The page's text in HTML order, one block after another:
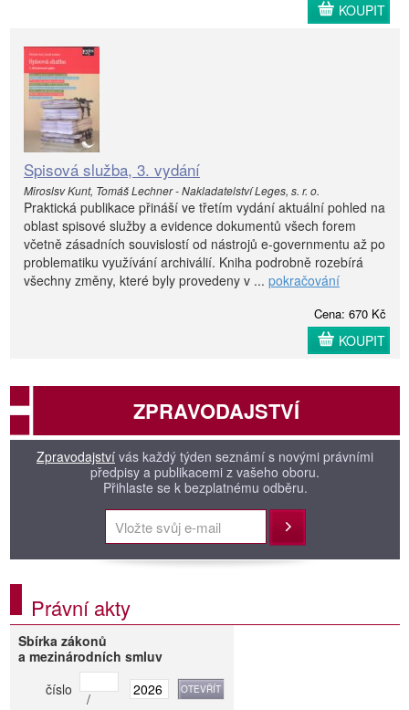
KOUPIT
Spisová služba, 3. vydání
Miroslsv Kunt, Tomáš Lechner - Nakladatelství Leges, s. r. o.
Praktická publikace přináší ve třetím vydání aktuální pohled na
oblast spisové služby a evidence dokumentů všech forem
včetně zásadních souvislostí od nástrojů e-governmentu až po
problematiku využívání archiválií. Kniha podrobně rozebírá
všechny změny, které byly provedeny v ... pokračování
Cena: 670 Kč
KOUPIT
ZPRAVODAJSTVÍ
Zpravodajství vás každý týden seznámí s novými právními
předpisy a publikacemi z vašeho oboru.
Přihlaste se k bezplatnému odběru.
Přihlásit
Právní akty
Sbírka zákonů
a mezinárodních smluv
číslo
/